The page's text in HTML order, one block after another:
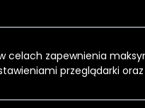
celach zapewnienia
przeglądarki